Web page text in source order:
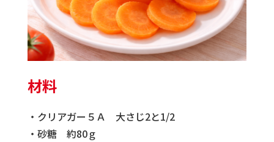
材料
・クリアガー５Ａ 大さじ2と1/2
・砂糖 約80ｇ